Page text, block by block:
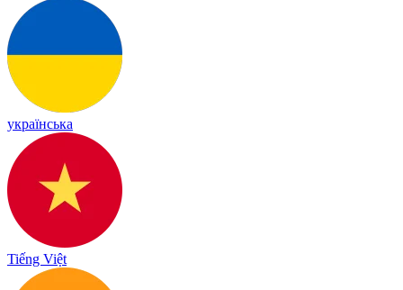
українська
Tiếng Việt